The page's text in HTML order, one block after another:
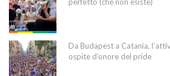
Da Budapest a Catania,
ospite d’onore del pride